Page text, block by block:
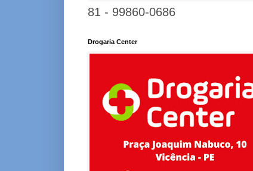
81 - 99860-0686
Drogaria Center